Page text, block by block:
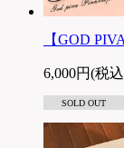
【GOD
6,000円(税
SOLD OUT